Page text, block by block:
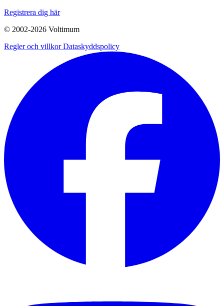
Registrera dig här
© 2002-2026 Voltimum
Regler och villkorDataskyddspolicy